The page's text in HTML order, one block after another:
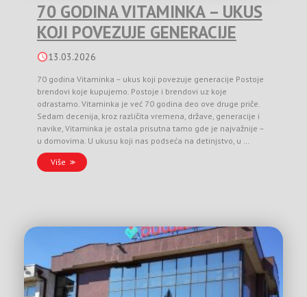
70 GODINA VITAMINKA – UKUS
KOJI POVEZUJE GENERACIJE
13.03.2026
70 godina Vitaminka – ukus koji povezuje generacije Postoje
brendovi koje kupujemo. Postoje i brendovi uz koje
odrastamo. Vitaminka je već 70 godina deo ove druge priče.
Sedam decenija, kroz različita vremena, države, generacije i
navike, Vitaminka je ostala prisutna tamo gde je najvažnije –
u domovima. U ukusu koji nas podseća na detinjstvo, u …
Više